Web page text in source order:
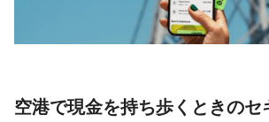
空港で現金を持ち歩くときのセ